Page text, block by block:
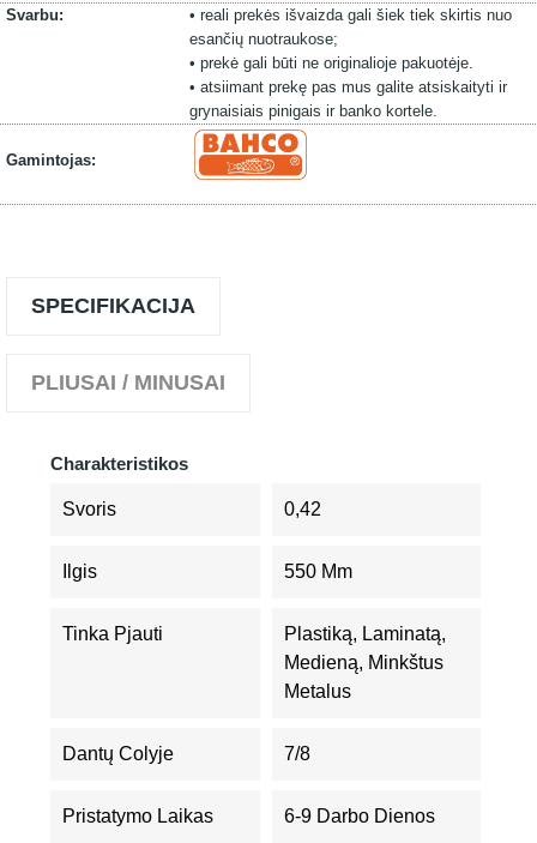
Svarbu:
• reali prekės išvaizda gali šiek tiek skirtis nuo
esančių nuotraukose;
• prekė gali būti ne originalioje pakuotėje.
• atsiimant prekę pas mus galite atsiskaityti ir
grynaisiais pinigais ir banko kortele.
Gamintojas:
SPECIFIKACIJA
PLIUSAI / MINUSAI
Charakteristikos
Svoris 0,42
Ilgis 550 Mm
Tinka Pjauti
Plastiką, Laminatą,
Medieną, Minkštus
Metalus
Dantų Colyje 7/8
Pristatymo Laikas 6-9 Darbo Dienos